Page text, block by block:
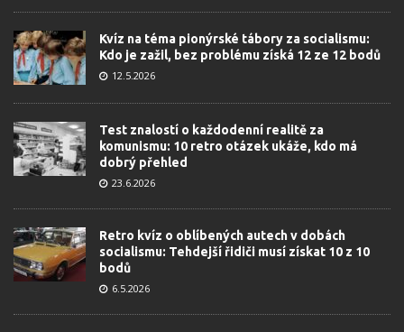
Kvíz na téma pionýrské tábory za socialismu:
Kdo je zažil, bez problému získá 12 ze 12 bodů
12.5.2026
Test znalostí o každodenní realitě za
komunismu: 10 retro otázek ukáže, kdo má
dobrý přehled
23.6.2026
Retro kvíz o oblíbených autech v dobách
socialismu: Tehdejší řidiči musí získat 10 z 10
bodů
6.5.2026